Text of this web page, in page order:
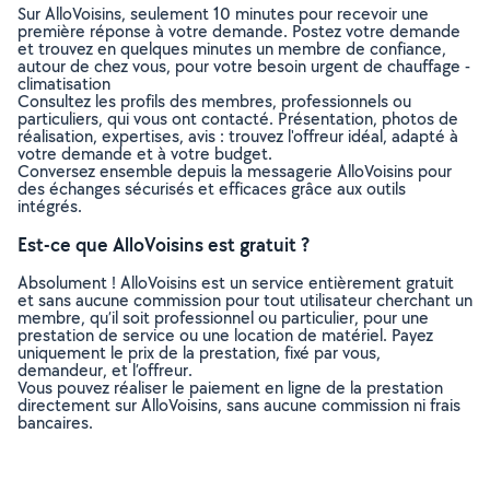
Sur AlloVoisins, seulement 10 minutes pour recevoir une
première réponse à votre demande. Postez votre demande
et trouvez en quelques minutes un membre de confiance,
autour de chez vous, pour votre besoin urgent de chauffage -
climatisation
Consultez les profils des membres, professionnels ou
particuliers, qui vous ont contacté. Présentation, photos de
réalisation, expertises, avis : trouvez l'offreur idéal, adapté à
votre demande et à votre budget.
Conversez ensemble depuis la messagerie AlloVoisins pour
des échanges sécurisés et efficaces grâce aux outils
intégrés.
Est-ce que AlloVoisins est gratuit ?
Absolument ! AlloVoisins est un service entièrement gratuit
et sans aucune commission pour tout utilisateur cherchant un
membre, qu’il soit professionnel ou particulier, pour une
prestation de service ou une location de matériel. Payez
uniquement le prix de la prestation, fixé par vous,
demandeur, et l’offreur.
Vous pouvez réaliser le paiement en ligne de la prestation
directement sur AlloVoisins, sans aucune commission ni frais
bancaires.